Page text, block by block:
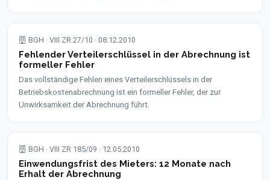
BGH · VIII ZR 27/10 · 08.12.2010
Fehlender Verteilerschlüssel in der Abrechnung ist
formeller Fehler
Das vollständige Fehlen eines Verteilerschlüssels in der
Betriebskostenabrechnung ist ein formeller Fehler, der zur
Unwirksamkeit der Abrechnung führt.
BGH · VIII ZR 185/09 · 12.05.2010
Einwendungsfrist des Mieters: 12 Monate nach
Erhalt der Abrechnung